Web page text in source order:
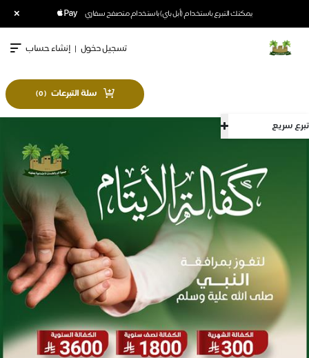
يمكنك التبرع باستخدام (أبل باي) باستخدام متصفح سفاري ×
تبرع سريع
تسجيل دخول | إنشاء حساب
سلة التبرعات (
0
)